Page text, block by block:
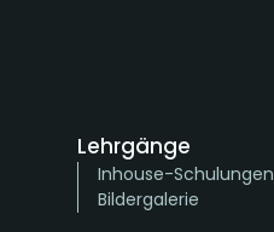
Lehrgänge
Inhouse-Schulungen
Bildergalerie